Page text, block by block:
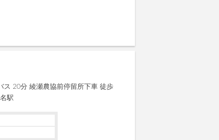
ス 20分 綾瀬農協前停留所下車 徒歩
駅